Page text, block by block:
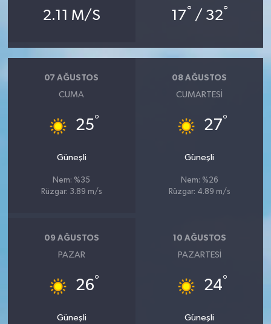
2.11 M/S 17° / 32°
07 AĞUSTOS
CUMA
25°
Güneşli
Nem: %35
Rüzgar: 3.89 m/s
08 AĞUSTOS
CUMARTESI
27°
Güneşli
Nem: %26
Rüzgar: 4.89 m/s
09 AĞUSTOS
PAZAR
26°
Güneşli
10 AĞUSTOS
PAZARTESI
24°
Güneşli